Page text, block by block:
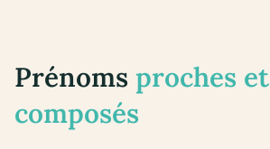
Prénoms proches et
composés